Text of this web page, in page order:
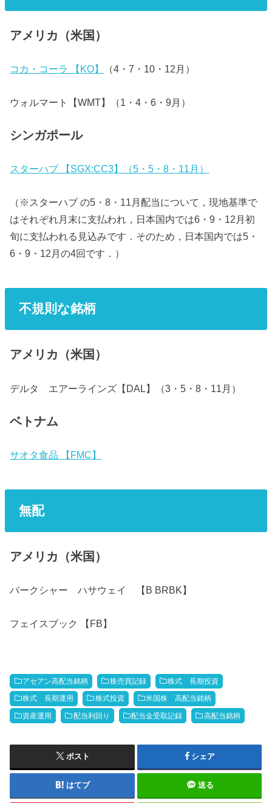
アメリカ（米国）
コカ・コーラ 【KO】 （4・7・10・12月）
ウォルマート【WMT】（1・4・6・9月）
シンガポール
スターハブ 【SGX:CC3】（5・5・8・11月）
（※スターハブ の5・8・11月配当について，現地基準で
はそれぞれ月末に支払われ，日本国内では6・9・12月初
旬に支払われる見込みです．そのため，日本国内では5・
6・9・12月の4回です．）
不規則な銘柄
アメリカ（米国）
デルタ エアーラインズ【DAL】（3・5・8・11月）
ベトナム
サオタ食品 【FMC】
無配
アメリカ（米国）
バークシャー ハサウェイ 【B BRBK】
フェイスブック 【FB】
アセアン高配当銘柄 株売買記録 株式 長期投資
株式 長期運用 株式投資 米国株 高配当銘柄
資産運用 配当利回り 配当金受取記録 高配当銘柄
ポスト シェア
はてブ 送る